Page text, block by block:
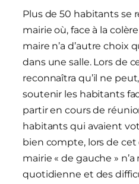
Plus de 50 habitants se
mairie où, face à la
maire n’a d’autre choix
dans une salle. Lors de
reconnaîtra qu’il ne
soutenir les habitants
partir en cours de
habitants qui avaient
bien compte, lors de
mairie « de gauche »
quotidienne et des